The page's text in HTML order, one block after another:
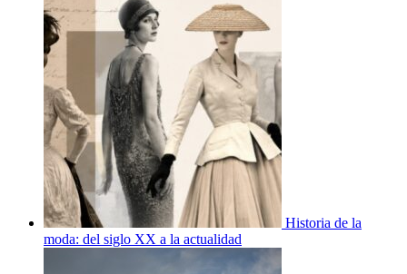
Historia de la
moda: del siglo XX a la actualidad